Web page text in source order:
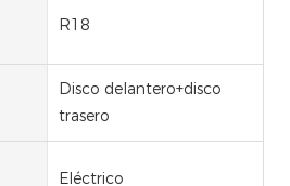
R18
Disco delantero+disco
trasero
Eléctrico